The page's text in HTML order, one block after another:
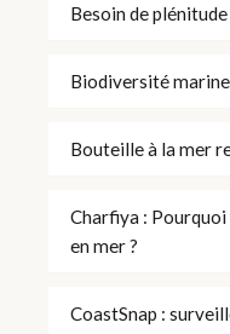
Besoin de
Biodiversité
Bouteille à la mer
Charfiya :
en mer ?
CoastSnap :